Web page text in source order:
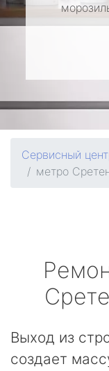
Сервисный
метро
Выход из
создает